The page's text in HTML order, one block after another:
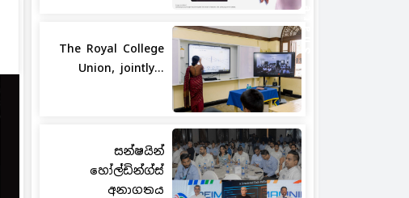
Share
The Royal College
Union, jointly...
සන්ෂයින්
හෝල්ඩින්ග්ස්
අනාගතය